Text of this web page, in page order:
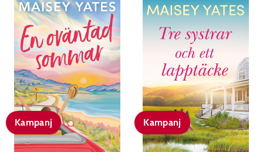
Kampanj Kampanj